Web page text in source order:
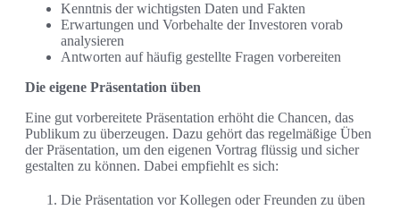
Kenntnis der wichtigsten Daten und Fakten
Erwartungen und Vorbehalte der Investoren vorab
analysieren
Antworten auf häufig gestellte Fragen vorbereiten
Die eigene Präsentation üben
Eine gut vorbereitete Präsentation erhöht die Chancen, das
Publikum zu überzeugen. Dazu gehört das regelmäßige Üben
der Präsentation, um den eigenen Vortrag flüssig und sicher
gestalten zu können. Dabei empfiehlt es sich:
Die Präsentation vor Kollegen oder Freunden zu üben